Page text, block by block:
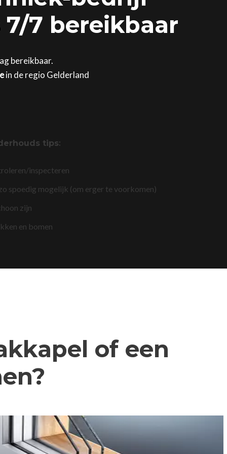
7/7 bereikbaar
bereikbaar.
in de regio Gelderland
tips:
inspecteren
spoedig mogelijk (om erger te voorkomen)
zijn
en bomen
of een